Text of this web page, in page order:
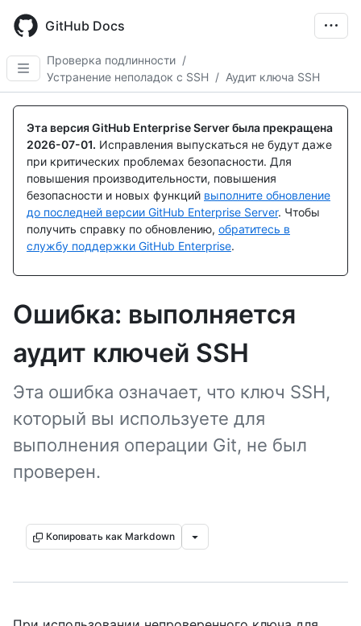
main
content
GitHub Docs
Проверка подлинности /
Устранение неполадок с SSH / Аудит ключа SSH
Эта версия GitHub Enterprise Server была прекращена
2026-07-01. Исправления выпускаться не будут даже
при критических проблемах безопасности. Для
повышения производительности, повышения
безопасности и новых функций выполните обновление
до последней версии GitHub Enterprise Server. Чтобы
получить справку по обновлению, обратитесь в
службу поддержки GitHub Enterprise.
Ошибка: выполняется
аудит ключей SSH
Эта ошибка означает, что ключ SSH,
который вы используете для
выполнения операции Git, не был
проверен.
Копировать как Markdown